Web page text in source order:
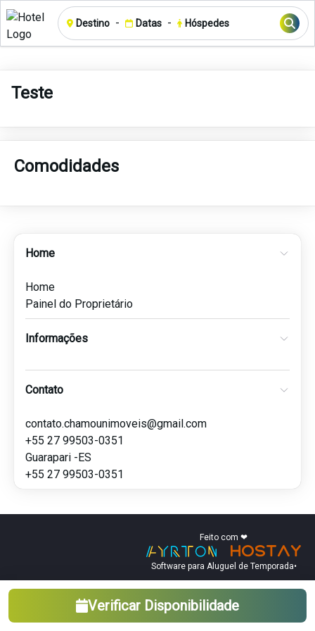
Destino - Datas - Hóspedes
Teste
Comodidades
Home
Home
Painel do Proprietário
Informações
Contato
contato.chamounimoveis@gmail.com
+55 27 99503-0351
Guarapari -ES
+55 27 99503-0351
Feito com ❤
Software para Aluguel de Temporada•
Verificar Disponibilidade